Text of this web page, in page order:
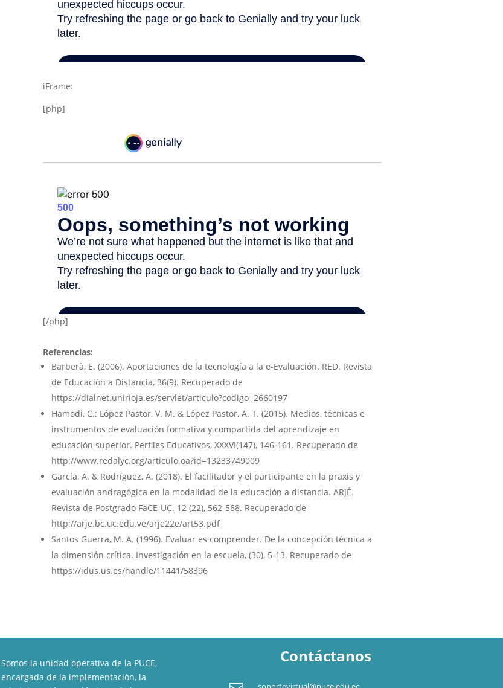
iFrame:
[php]
[/php]
Referencias:
Barberà, E. (2006). Aportaciones de la tecnología a la e-Evaluación. RED. Revista
de Educación a Distancia, 36(9). Recuperado de
https://dialnet.unirioja.es/servlet/articulo?codigo=2660197
Hamodi, C.; López Pastor, V. M. & López Pastor, A. T. (2015). Medios, técnicas e
instrumentos de evaluación formativa y compartida del aprendizaje en
educación superior. Perfiles Educativos, XXXVI(147), 146-161. Recuperado de
http://www.redalyc.org/articulo.oa?id=13233749009
García, A. & Rodríguez, A. (2018). El facilitador y el participante en la praxis y
evaluación andragógica en la modalidad de la educación a distancia. ARJÉ.
Revista de Postgrado FaCE-UC. 12 (22), 562-568. Recuperado de
http://arje.bc.uc.edu.ve/arje22e/art53.pdf
Santos Guerra, M. A. (1996). Evaluar es comprender. De la concepción técnica a
la dimensión crítica. Investigación en la escuela, (30), 5-13. Recuperado de
https://idus.us.es/handle/11441/58396
Somos la unidad operativa de la PUCE,
encargada de la implementación, la
Contáctanos